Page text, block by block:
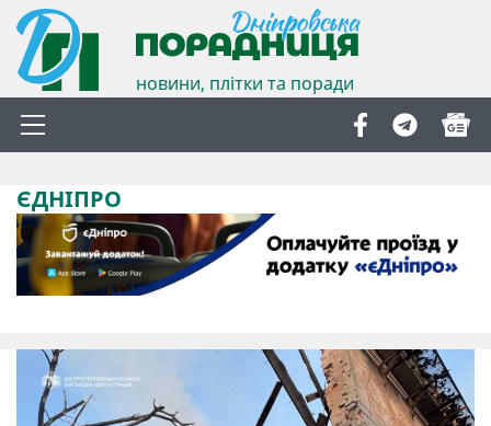
новини, плітки та поради
ЄДНІПРО